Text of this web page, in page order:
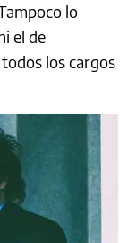
lo
el de
los cargos